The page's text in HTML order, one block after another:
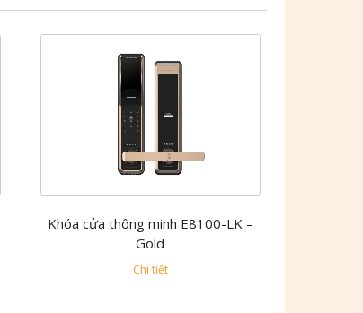
Khóa cửa thông minh E8100-LK –
Gold
Chi tiết